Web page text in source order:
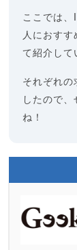
ここでは、
人におす
て紹介して
それぞれの
したので
ね！